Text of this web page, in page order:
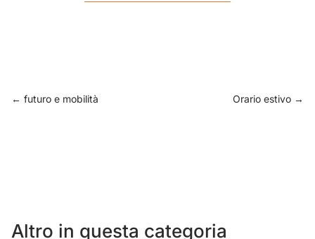
←futuro e mobilità Orario estivo→
Altro in questa categoria